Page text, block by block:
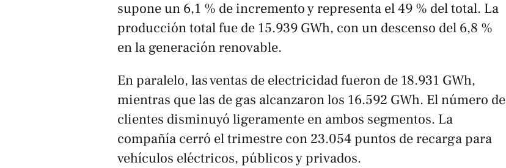
supone un 6,1 % de incremento y representa el 49 % del total. La
producción total fue de 15.939 GWh, con un descenso del 6,8 %
en la generación renovable.
En paralelo, las ventas de electricidad fueron de 18.931 GWh,
mientras que las de gas alcanzaron los 16.592 GWh. El número de
clientes disminuyó ligeramente en ambos segmentos. La
compañía cerró el trimestre con 23.054 puntos de recarga para
vehículos eléctricos, públicos y privados.